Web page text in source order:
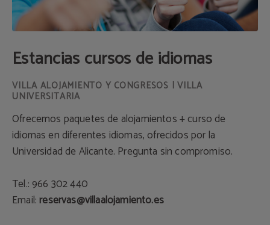
Estancias cursos de idiomas
Ofrecemos paquetes de alojamientos + curso de
idiomas en diferentes idiomas, ofrecidos por la
Universidad de Alicante. Pregunta sin compromiso.
Tel.: 966 302 440
Email:reservas@villaalojamiento.es